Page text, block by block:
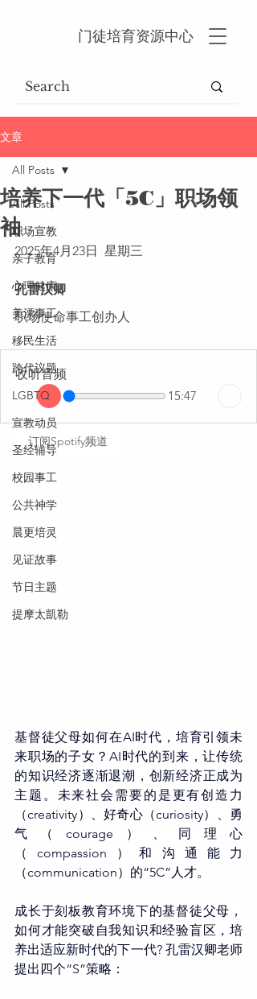
门徒培育资源中心
文章
All Posts
职场宣教
亲子教育
心理健康
美漂事工
移民生活
跨代议题
LGBTQ
宣教动员
圣经辅导
校园事工
公共神学
晨更培灵
见证故事
节日主题
提摩太凱勒
All Posts
培养下一代「5C」职场领
袖
2025年4月23日  星期三
孔雷汉卿
职场使命事工创办人
收听音频
15:47
订阅Spotify频道
基督徒父母如何在AI时代，培育引领未
来职场的子女？AI时代的到来，让传统
的知识经济逐渐退潮，创新经济正成为
主题。未来社会需要的是更有创造力
（creativity）、好奇心（curiosity）、勇
气（courage）、同理心
（compassion）和沟通能力
（communication）的“5C”人才。
成长于刻板教育环境下的基督徒父母，
如何才能突破自我知识和经验盲区，培
养出适应新时代的下一代? 孔雷汉卿老师
提出四个“S”策略：